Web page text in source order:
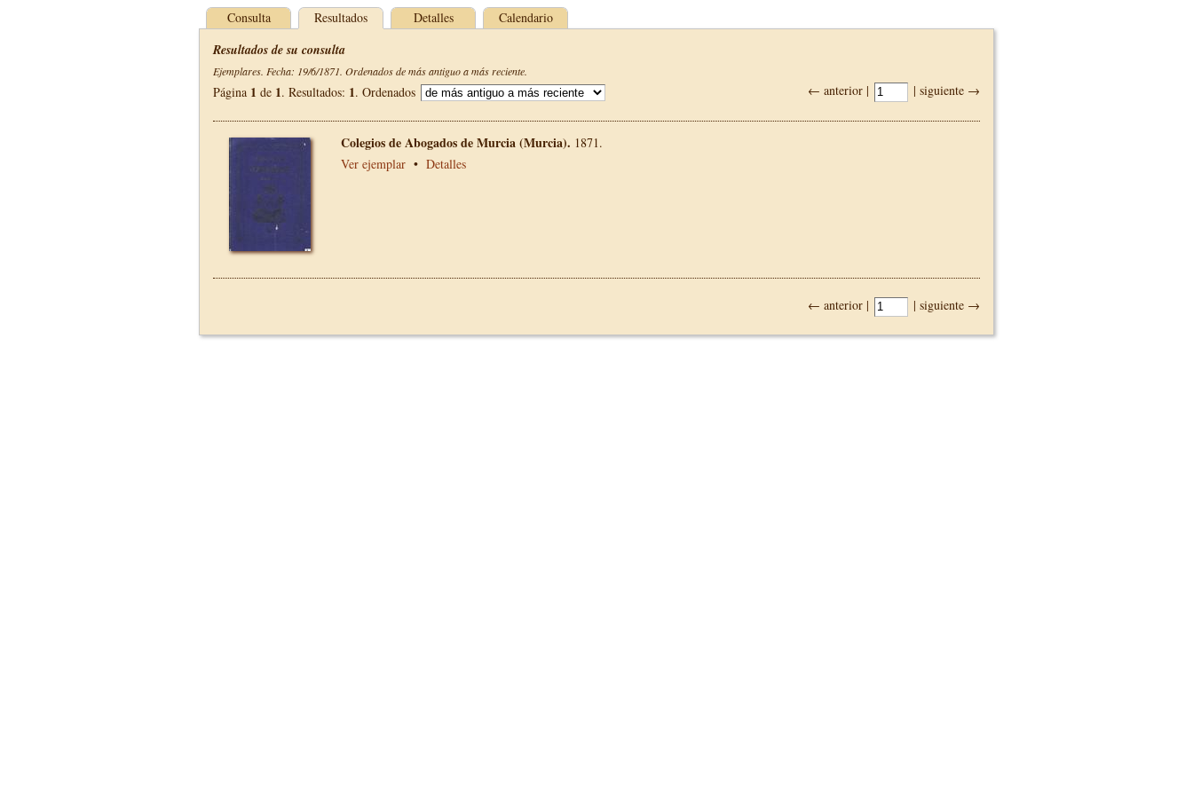
Consulta Resultados Detalles Calendario
Resultados de su consulta
Ejemplares. Fecha: 19/6/1871. Ordenados de más antiguo a más reciente.
← anterior | | siguiente →
Página 1 de 1. Resultados: 1. Ordenados
Colegios de Abogados de Murcia (Murcia). 1871.
Ver ejemplar • Detalles
← anterior | | siguiente →